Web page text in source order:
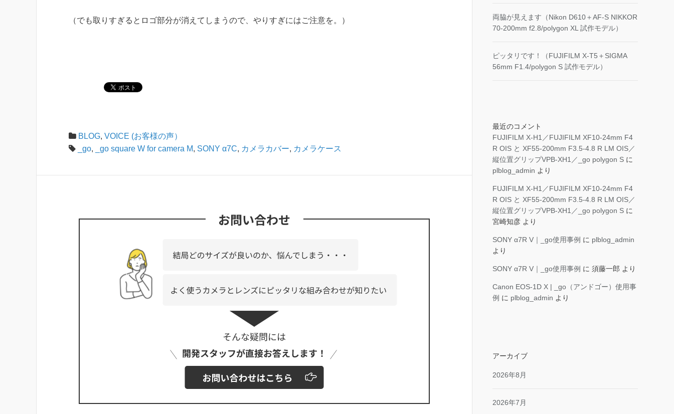
（でも取りすぎるとロゴ部分が消えてしまうので、やりすぎにはご注意を。）
BLOG, VOICE (お客様の声）
_go, _go square W for camera M, SONY α7C, カメラカバー, カメラケース
両脇が見えます（Nikon D610＋AF-S NIKKOR
70-200mm f2.8/polygon XL 試作モデル）
ピッタリです！（FUJIFILM X-T5＋SIGMA
56mm F1.4/polygon S 試作モデル）
最近のコメント
FUJIFILM X-H1／FUJIFILM XF10-24mm F4
R OIS と XF55-200mm F3.5-4.8 R LM OIS／
縦位置グリップVPB-XH1／_go polygon S に
plblog_admin より
FUJIFILM X-H1／FUJIFILM XF10-24mm F4
R OIS と XF55-200mm F3.5-4.8 R LM OIS／
縦位置グリップVPB-XH1／_go polygon S に
宮崎知彦 より
SONY α7R V｜_go使用事例 に plblog_admin
より
SONY α7R V｜_go使用事例 に 須藤一郎 より
Canon EOS-1D X | _go（アンドゴー）使用事
例 に plblog_admin より
アーカイブ
2026年8月
2026年7月